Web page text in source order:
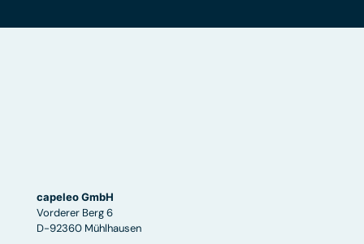
capeleo GmbH
Vorderer Berg 6
D-92360 Mühlhausen